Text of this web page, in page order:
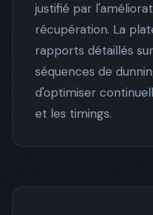
justifié par
récupération. La
rapports détaillés
séquences de
d'optimiser
et les timings.